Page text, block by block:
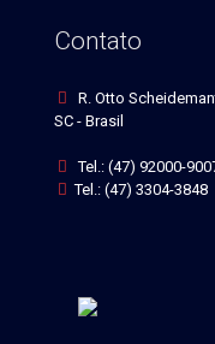
Contato
R. Otto
SC - Brasil
Tel.: (47) 92000-
Tel.: (47) 3304-3848